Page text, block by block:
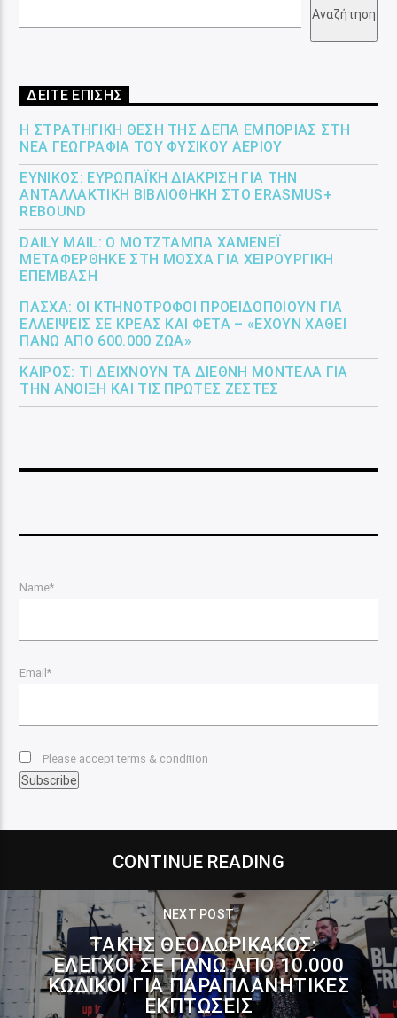
Αναζήτηση
ΔΕΙΤΕ ΕΠΙΣΗΣ
Η ΣΤΡΑΤΗΓΙΚΉ ΘΈΣΗ ΤΗΣ ΔΕΠΑ ΕΜΠΟΡΊΑΣ ΣΤΗ
ΝΈΑ ΓΕΩΓΡΑΦΊΑ ΤΟΥ ΦΥΣΙΚΟΎ ΑΕΡΊΟΥ
ΕΎΝΙΚΟΣ: ΕΥΡΩΠΑΪΚΉ ΔΙΆΚΡΙΣΗ ΓΙΑ ΤΗΝ
ΑΝΤΑΛΛΑΚΤΙΚΉ ΒΙΒΛΙΟΘΉΚΗ ΣΤΟ ERASMUS+
REBOUND
DAILY MAIL: Ο ΜΟΤΖΤΆΜΠΑ ΧΑΜΕΝΕΪ́
ΜΕΤΑΦΈΡΘΗΚΕ ΣΤΗ ΜΌΣΧΑ ΓΙΑ ΧΕΙΡΟΥΡΓΙΚΉ
ΕΠΈΜΒΑΣΗ
ΠΆΣΧΑ: ΟΙ ΚΤΗΝΟΤΡΌΦΟΙ ΠΡΟΕΙΔΟΠΟΙΟΎΝ ΓΙΑ
ΕΛΛΕΊΨΕΙΣ ΣΕ ΚΡΈΑΣ ΚΑΙ ΦΈΤΑ – «ΈΧΟΥΝ ΧΑΘΕΊ
ΠΆΝΩ ΑΠΌ 600.000 ΖΏΑ»
ΚΑΙΡΌΣ: ΤΙ ΔΕΊΧΝΟΥΝ ΤΑ ΔΙΕΘΝΉ ΜΟΝΤΈΛΑ ΓΙΑ
ΤΗΝ ΆΝΟΙΞΗ ΚΑΙ ΤΙΣ ΠΡΏΤΕΣ ΖΈΣΤΕΣ
Name*
Email*
Please accept terms & condition
CONTINUE READING
NEXT POST
ΤΆΚΗΣ ΘΕΟΔΩΡΙΚΆΚΟΣ:
ΈΛΕΓΧΟΙ ΣΕ ΠΆΝΩ ΑΠΌ 10.000
ΚΩΔΙΚΟΊ ΓΙΑ ΠΑΡΑΠΛΑΝΗΤΙΚΈΣ
ΕΚΠΤΏΣΕΙΣ